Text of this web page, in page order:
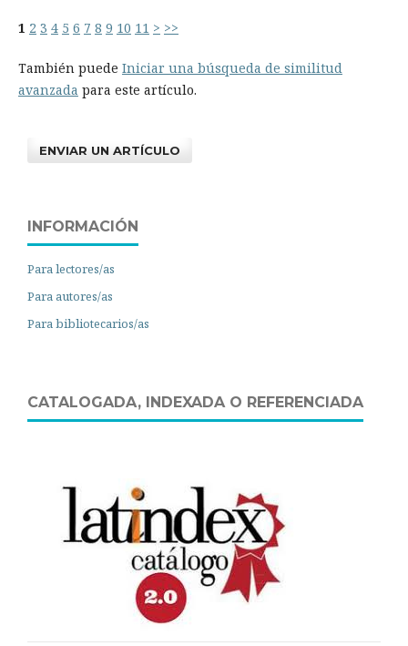
1 2 3 4 5 6 7 8 9 10 11 > >>
También puede Iniciar una búsqueda de similitud
avanzada para este artículo.
ENVIAR UN ARTÍCULO
INFORMACIÓN
Para lectores/as
Para autores/as
Para bibliotecarios/as
CATALOGADA, INDEXADA O REFERENCIADA